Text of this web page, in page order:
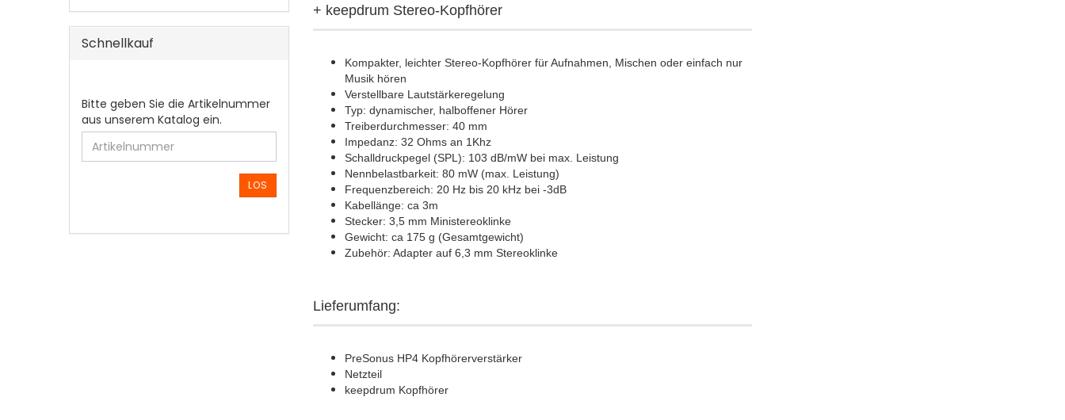
+ keepdrum Stereo-Kopfhörer
Kompakter, leichter Stereo-Kopfhörer für Aufnahmen, Mischen oder einfach nur
Musik hören
Verstellbare Lautstärkeregelung
Typ: dynamischer, halboffener Hörer
Treiberdurchmesser: 40 mm
Impedanz: 32 Ohms an 1Khz
Schalldruckpegel (SPL): 103 dB/mW bei max. Leistung
Nennbelastbarkeit: 80 mW (max. Leistung)
Frequenzbereich: 20 Hz bis 20 kHz bei -3dB
Kabellänge: ca 3m
Stecker: 3,5 mm Ministereoklinke
Gewicht: ca 175 g (Gesamtgewicht)
Zubehör: Adapter auf 6,3 mm Stereoklinke
Lieferumfang:
PreSonus HP4 Kopfhörerverstärker
Netzteil
keepdrum Kopfhörer
Schnellkauf
BITTE
GEBEN
SIE
DIE
ARTIKELNUMMER
EIN.
Bitte geben Sie die Artikelnummer
aus unserem Katalog ein.
LOS